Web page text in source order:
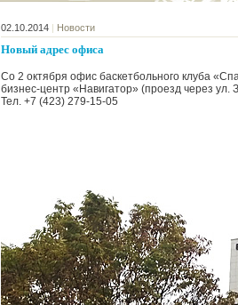
02.10.2014 | Новости
Новый адрес офиса
Со 2 октября офис баскетбольного клуба
бизнес-центр «Навигатор» (проезд через ул.
Тел. +7 (423) 279-15-05